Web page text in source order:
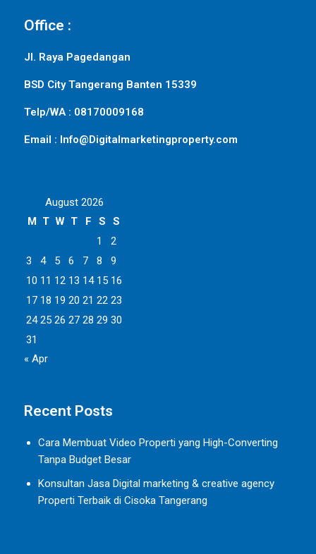
Office :
Jl. Raya Pagedangan
BSD City Tangerang Banten 15339
Telp/WA : 08170009168
Email : Info@Digitalmarketingproperty.com
August 2026
M T W T F S
S
1
2
3
4 5 6 7 8
9
10 11 12 13 14 15 16
17 18 19 20 21 22 23
24 25 26 27 28 29 30
31
« Apr
Recent Posts
Cara Membuat Video Properti yang High-Converting
Tanpa Budget Besar
Konsultan Jasa Digital marketing & creative agency
Properti Terbaik di Cisoka Tangerang